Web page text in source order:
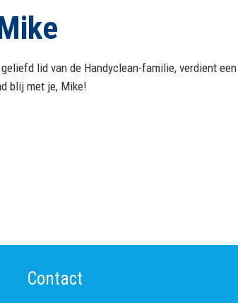
lid van de Handyclean-familie, verdient
blij met je, Mike!
Contact